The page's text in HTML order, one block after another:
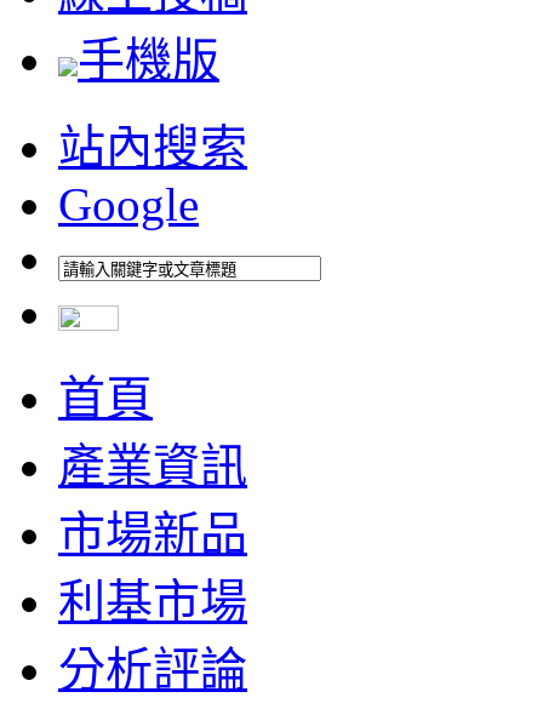
手機版
站內搜索
Google
首頁
產業資訊
市場新品
利基市場
分析評論